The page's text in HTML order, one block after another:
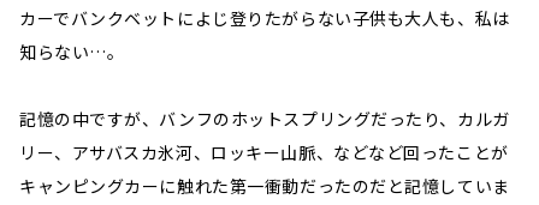
カーでバンクベットによじ登りたがらない子供も大人も、私は
知らない…。
記憶の中ですが、バンフのホットスプリングだったり、カルガ
リー、アサバスカ氷河、ロッキー山脈、などなど回ったことが
キャンピングカーに触れた第一衝動だったのだと記憶していま